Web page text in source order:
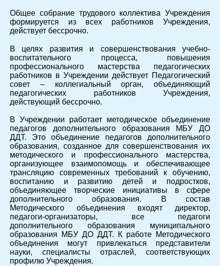
Общее собрание трудового коллектива Учреждения
формируется из всех работников Учреждения,
действует бессрочно.
В целях развития и совершенствования учебно-
воспитательного процесса, повышения
профессионального мастерства педагогических
работников в Учреждении действует Педагогический
совет – коллегиальный орган, объединяющий
педагогических работников Учреждения,
действующий бессрочно.
В Учреждении работает методическое объединение
педагогов дополнительного образования МБУ ДО
ДДТ. Это объединение педагогов дополнительного
образования, созданное для совершенствования их
методического и профессионального мастерства,
организующее взаимопомощь и обеспечивающее
трансляцию современных требований к обучению,
воспитанию и развитию детей и подростков,
объединяющее творческие инициативы в сфере
дополнительного образования. В состав
Методического объединения входят директор,
педагоги-организаторы, все педагоги
дополнительного образования муниципального
образования МБУ ДО ДДТ. К работе Методического
объединения могут привлекаться представители
науки, специалисты отраслей, соответствующих
профилю Учреждения.